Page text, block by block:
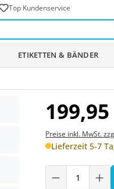
Top Kundenservice
ETIKETTEN & BÄNDER
Preise inkl. MwSt.
Lieferzeit 5-7
Produkt